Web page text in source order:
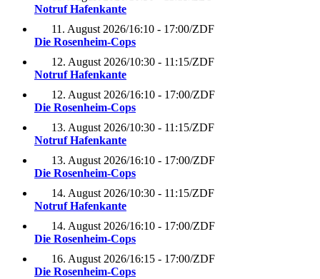
Notruf Hafenkante
11. August 2026/16:10 - 17:00/ZDF
Die Rosenheim-Cops
12. August 2026/10:30 - 11:15/ZDF
Notruf Hafenkante
12. August 2026/16:10 - 17:00/ZDF
Die Rosenheim-Cops
13. August 2026/10:30 - 11:15/ZDF
Notruf Hafenkante
13. August 2026/16:10 - 17:00/ZDF
Die Rosenheim-Cops
14. August 2026/10:30 - 11:15/ZDF
Notruf Hafenkante
14. August 2026/16:10 - 17:00/ZDF
Die Rosenheim-Cops
16. August 2026/16:15 - 17:00/ZDF
Die Rosenheim-Cops